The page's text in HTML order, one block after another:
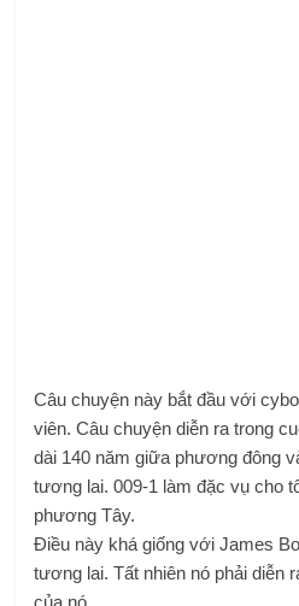
Câu chuyện này bắt đầu với
viên. Câu chuyện diễn ra trong
dài 140 năm giữa phương đông
tương lai. 009-1 làm đặc vụ cho
phương Tây.
Điều này khá giống với James
tương lai. Tất nhiên nó phải diễn
của nó.